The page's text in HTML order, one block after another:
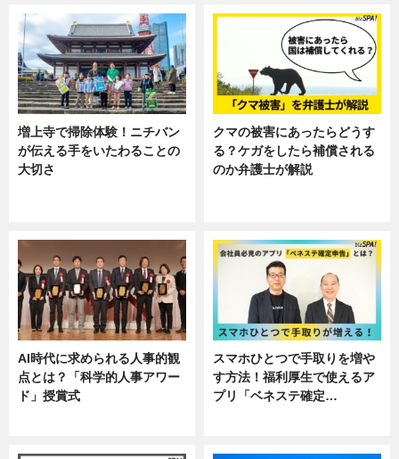
増上寺で掃除体験！ニチバン
が伝える手をいたわることの
大切さ
クマの被害にあったらどうす
る？ケガをしたら補償される
のか弁護士が解説
AI時代に求められる人事的観
点とは？「科学的人事アワー
ド」授賞式
スマホひとつで手取りを増や
す方法！福利厚生で使えるア
プリ「ベネステ確定…